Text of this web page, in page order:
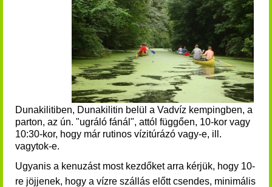
Dunakilitiben, Dunakilitin belül a Vadvíz kempingben, a
parton, az ún. "ugráló fánál", attól függően, 10-kor vagy
10:30-kor, hogy már rutinos vízitúrázó vagy-e, ill.
vagytok-e.
Ugyanis a kenuzást most kezdőket arra kérjük, hogy 10-
re jöjjenek, hogy a vízre szállás előtt csendes, minimális